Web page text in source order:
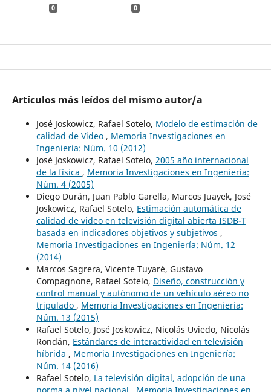
0 0
Artículos más leídos del mismo autor/a
José Joskowicz, Rafael Sotelo, Modelo de estimación de
calidad de Video , Memoria Investigaciones en
Ingeniería: Núm. 10 (2012)
José Joskowicz, Rafael Sotelo, 2005 año internacional
de la física , Memoria Investigaciones en Ingeniería:
Núm. 4 (2005)
Diego Durán, Juan Pablo Garella, Marcos Juayek, José
Joskowicz, Rafael Sotelo, Estimación automática de
calidad de video en televisión digital abierta ISDB-T
basada en indicadores objetivos y subjetivos ,
Memoria Investigaciones en Ingeniería: Núm. 12
(2014)
Marcos Sagrera, Vicente Tuyaré, Gustavo
Compagnone, Rafael Sotelo, Diseño, construcción y
control manual y autónomo de un vehículo aéreo no
tripulado , Memoria Investigaciones en Ingeniería:
Núm. 13 (2015)
Rafael Sotelo, José Joskowicz, Nicolás Uviedo, Nicolás
Rondán, Estándares de interactividad en televisión
híbrida , Memoria Investigaciones en Ingeniería:
Núm. 14 (2016)
Rafael Sotelo, La televisión digital, adopción de una
norma a nivel nacional
Memoria Investigaciones en